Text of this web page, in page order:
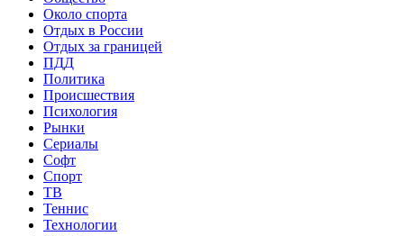
Около спорта
Отдых в России
Отдых за границей
ПДД
Политика
Происшествия
Психология
Рынки
Сериалы
Софт
Спорт
ТВ
Теннис
Технологии